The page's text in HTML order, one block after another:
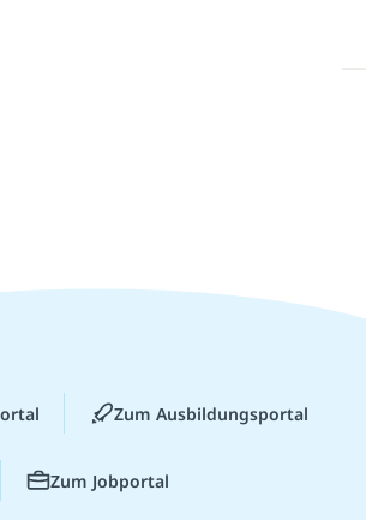
Zum Ausbildungsportal
Zum Jobportal